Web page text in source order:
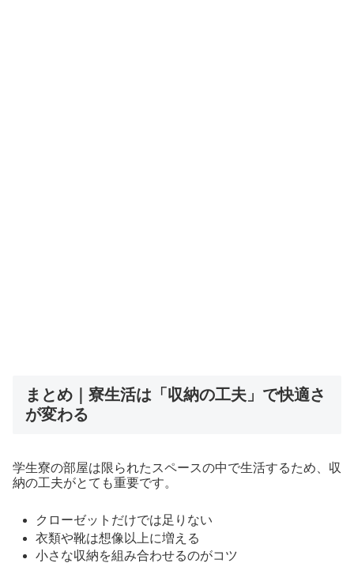
まとめ｜寮生活は「収納の工夫」で快適さ
が変わる
学生寮の部屋は限られたスペースの中で生活するため、収
納の工夫がとても重要です。
クローゼットだけでは足りない
衣類や靴は想像以上に増える
小さな収納を組み合わせるのがコツ